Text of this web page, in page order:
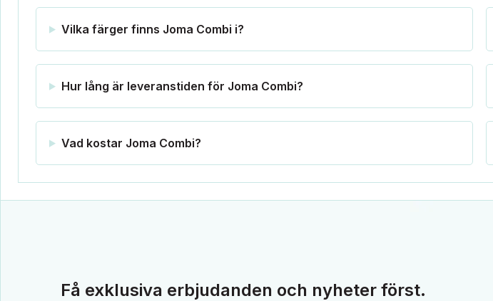
Vilka färger finns Joma Combi i?
Hur lång är leveranstiden för Joma Combi?
Vad kostar Joma Combi?
Få exklusiva erbjudanden och nyheter först.